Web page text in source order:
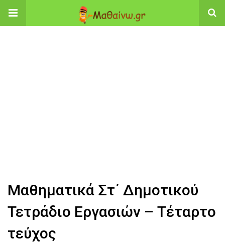
Μαθηματικά Στ΄ Δημοτικού
Τετράδιο Εργασιών – Τέταρτο
τεύχος